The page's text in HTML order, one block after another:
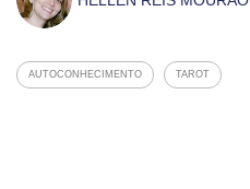
AUTOCONHECIMENTO TAROT